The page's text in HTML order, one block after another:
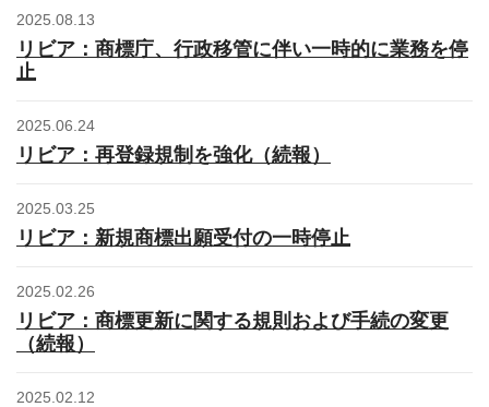
2025.08.13
リビア：商標庁、行政移管に伴い一時的に業務を停
止
2025.06.24
リビア：再登録規制を強化（続報）
2025.03.25
リビア：新規商標出願受付の一時停止
2025.02.26
リビア：商標更新に関する規則および手続の変更
（続報）
2025.02.12